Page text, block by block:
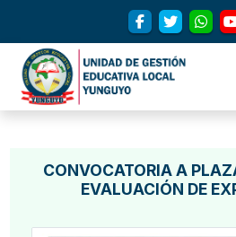
CONVOCATORIA A
EVALUACIÓN DE